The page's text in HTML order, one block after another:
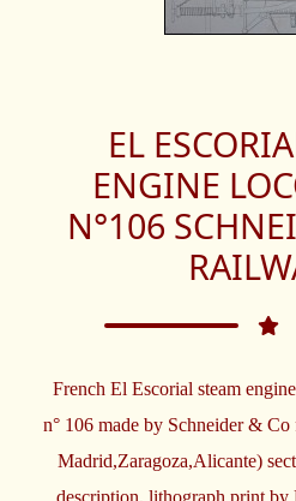
EL
ENGINE
N°106
French El Escorial steam
n° 106 made by Schneider &
Madrid,Zaragoza,Alicante)
description, lithograph print